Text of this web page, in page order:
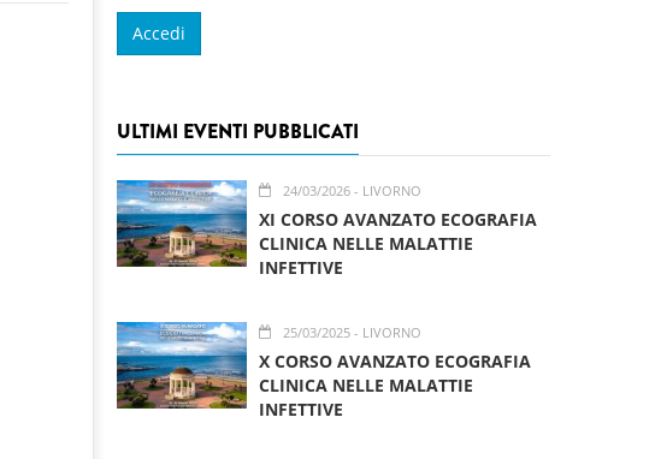
ULTIMI EVENTI PUBBLICATI
24/03/2026- LIVORNO
XI CORSO AVANZATO ECOGRAFIA
CLINICA NELLE MALATTIE
INFETTIVE
25/03/2025- LIVORNO
X CORSO AVANZATO ECOGRAFIA
CLINICA NELLE MALATTIE
INFETTIVE